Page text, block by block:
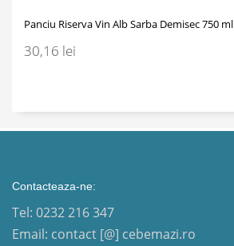
Panciu Riserva Vin Alb Sarba Demisec 750 ml
30,16 lei
Contacteaza-ne:
Tel: 0232 216 347
Email: contact [@] cebemazi.ro